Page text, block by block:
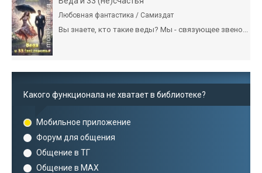
Любовная фантастика / Самиздат
Вы знаете, кто такие веды? Мы - связующее звено...
Какого функционала не хватает в библиотеке?
Мобильное приложение
Форум для общения
Общение в ТГ
Общение в MAX